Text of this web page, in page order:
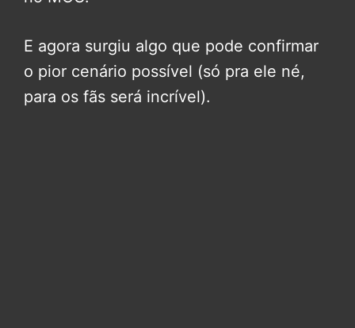
E agora surgiu algo que pode confirmar
o pior cenário possível (só pra ele né,
para os fãs será incrível).